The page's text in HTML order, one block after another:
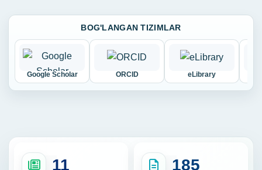
BOG'LANGAN TIZIMLAR
Google Scholar ORCID eLibrary
11 185